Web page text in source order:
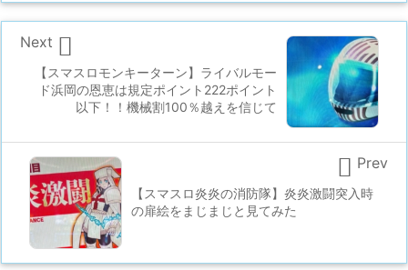
【スマスロモンキーターン】ライバルモー
ド浜岡の恩恵は規定ポイント222ポイント
以下！！機械割100％越えを信じて

Next
【スマスロ炎炎の消防隊】炎炎激闘突入時
の扉絵をまじまじと見てみた
 Prev